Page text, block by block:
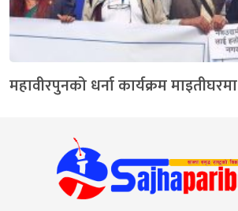
महावीरपुनको धर्ना कार्यक्रम माइतीघरमा